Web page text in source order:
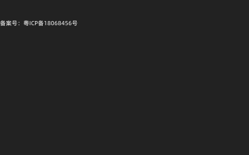
备案号：粤ICP备18068456号